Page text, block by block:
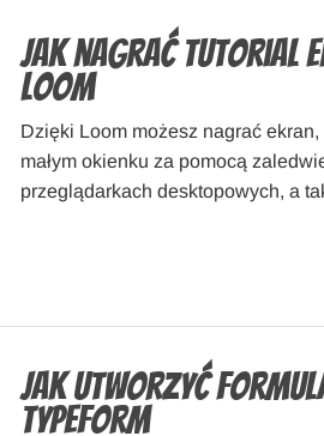
Jak nagrać tutorial
Loom
Dzięki Loom możesz nagrać
małym okienku za pomocą
przeglądarkach desktopowych, a
Jak utworzyć
Typeform